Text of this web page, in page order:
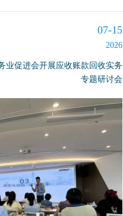
07-15
2026
业促进会开展应收账款回收实务
专题研讨会